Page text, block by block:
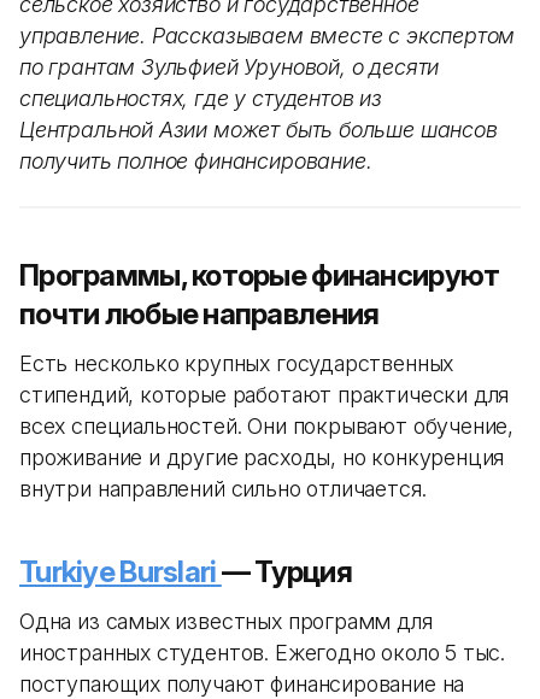
управление. Рассказываем вместе с экспертом
по грантам Зульфией Уруновой, о десяти
специальностях, где у студентов из
Центральной Азии может быть больше шансов
получить полное финансирование.
Программы, которые финансируют
почти любые направления
Есть несколько крупных государственных
стипендий, которые работают практически для
всех специальностей. Они покрывают обучение,
проживание и другие расходы, но конкуренция
внутри направлений сильно отличается.
Turkiye Burslari— Турция
Одна из самых известных программ для
иностранных студентов. Ежегодно около 5 тыс.
поступающих получают финансирование на